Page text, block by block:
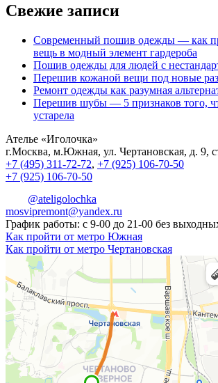
Свежие записи
Современный пошив одежды — как
вещь в модный элемент гардероба
Пошив одежды для людей с
Перешив кожаной вещи под новые
Ремонт одежды как разумная
Перешив шубы — 5 признаков того,
устарела
Ателье «Иголочка»
г.Москва, м.Южная, ул. Чертановская, д. 9,
+7 (495) 311-72-72, +7 (925) 106-70-50
+7 (925) 106-70-50
@ateligolochka
mosvipremont@yandex.ru
График работы: с 9-00 до 21-00 без
Как пройти от метро Южная
Как пройти от метро Чертановская